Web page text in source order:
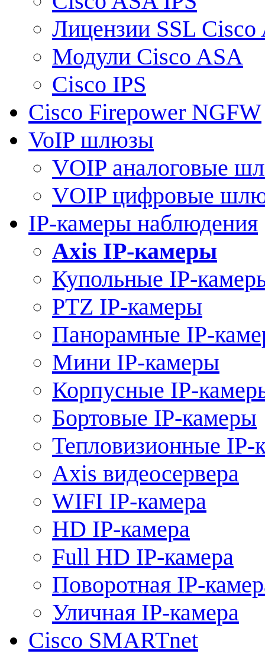
Лицензии SSL Cisco
Модули Cisco ASA
Cisco IPS
Cisco Firepower NGFW
VoIP шлюзы
VOIP аналоговые
VOIP цифровые
IP-камеры наблюдения
Axis IP-камеры
Купольные IP-
PTZ IP-камеры
Панорамные IP-
Мини IP-камеры
Корпусные IP-
Бортовые IP-камеры
Тепловизионные IP-
Axis видеосервера
WIFI IP-камера
HD IP-камера
Full HD IP-камера
Поворотная IP-
Уличная IP-камера
Cisco SMARTnet